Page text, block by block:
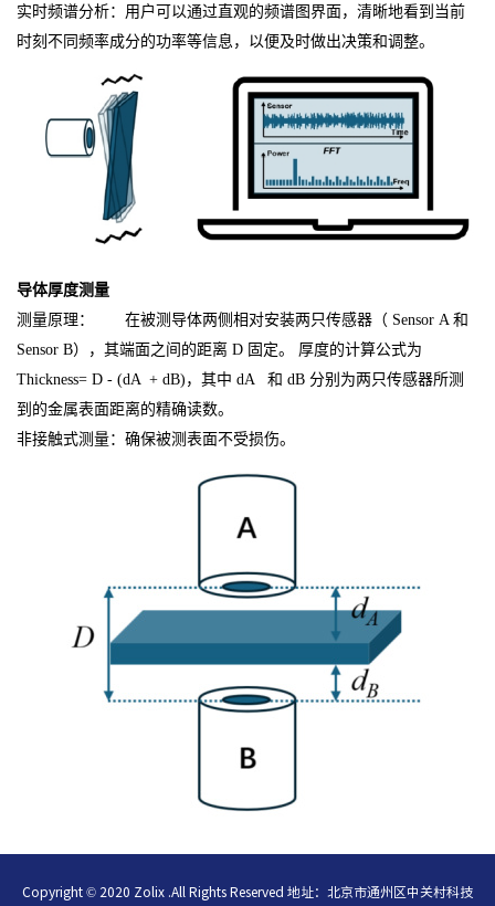
实时频谱分析：用户可以通过直观的频谱图界面，清晰地看到当前
时刻不同频率成分的功率等信息，以便及时做出决策和调整。
导体厚度测量
测量原理： 在被测导体两侧相对安装两只传感器（ Sensor A 和
Sensor B），其端面之间的距离 D 固定。 厚度的计算公式为
Thickness= D - (dA + dB)，其中 dA 和 dB 分别为两只传感器所测
到的金属表面距离的精确读数。
非接触式测量：确保被测表面不受损伤。
Copyright © 2020 Zolix .All Rights Reserved 地址：北京市通州区中关村科技